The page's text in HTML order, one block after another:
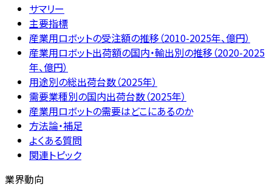
サマリー
主要指標
産業用ロボットの受注額の推移（2010-2025年、億円）
産業用ロボット出荷額の国内・輸出別の推移（2020-2025
年、億円）
用途別の総出荷台数（2025年）
需要業種別の国内出荷台数（2025年）
産業用ロボットの需要はどこにあるのか
方法論・補足
よくある質問
関連トピック
業界動向